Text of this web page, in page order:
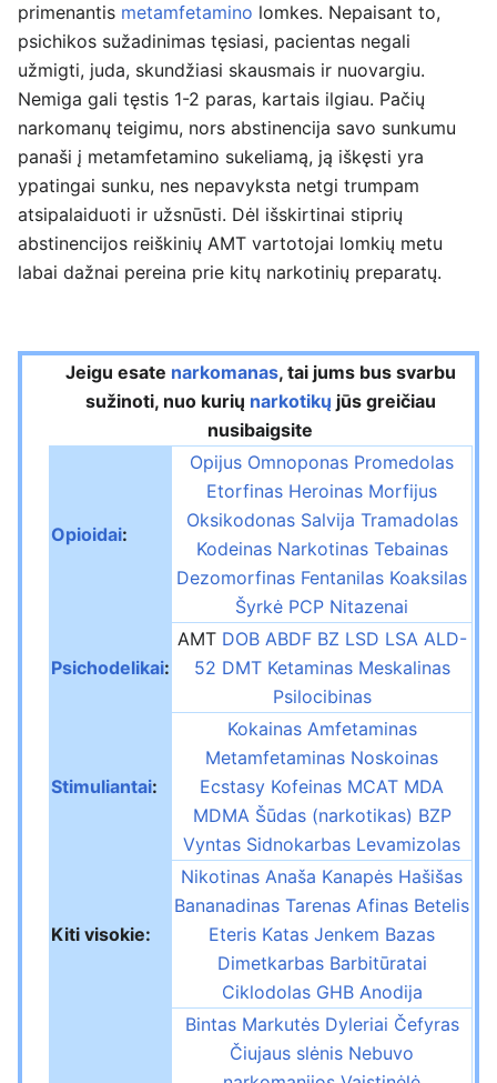
primenantis metamfetamino lomkes. Nepaisant to,
psichikos sužadinimas tęsiasi, pacientas negali
užmigti, juda, skundžiasi skausmais ir nuovargiu.
Nemiga gali tęstis 1-2 paras, kartais ilgiau. Pačių
narkomanų teigimu, nors abstinencija savo sunkumu
panaši į metamfetamino sukeliamą, ją iškęsti yra
ypatingai sunku, nes nepavyksta netgi trumpam
atsipalaiduoti ir užsnūsti. Dėl išskirtinai stiprių
abstinencijos reiškinių AMT vartotojai lomkių metu
labai dažnai pereina prie kitų narkotinių preparatų.
Jeigu esate narkomanas, tai jums bus svarbu
sužinoti, nuo kurių narkotikų jūs greičiau
nusibaigsite
Opioidai:
Opijus Omnoponas Promedolas
Etorfinas Heroinas Morfijus
Oksikodonas Salvija Tramadolas
Kodeinas Narkotinas Tebainas
Dezomorfinas Fentanilas Koaksilas
Šyrkė PCP Nitazenai
Psichodelikai:
AMT DOB ABDF BZ LSD LSA ALD-
52 DMT Ketaminas Meskalinas
Psilocibinas
Stimuliantai:
Kokainas Amfetaminas
Metamfetaminas Noskoinas
Ecstasy Kofeinas MCAT MDA
MDMA Šūdas (narkotikas) BZP
Vyntas Sidnokarbas Levamizolas
Kiti visokie:
Nikotinas Anaša Kanapės Hašišas
Bananadinas Tarenas Afinas Betelis
Eteris Katas Jenkem Bazas
Dimetkarbas Barbitūratai
Ciklodolas GHB Anodija
Bintas Markutės Dyleriai Čefyras
Čiujaus slėnis Nebuvo